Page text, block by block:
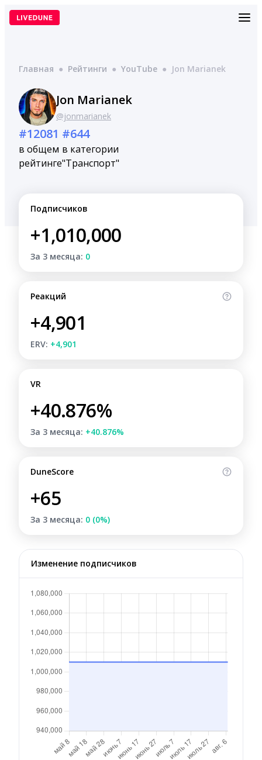
Перейти
Главная ● Рейтинги ● YouTube ● Jon Marianek
Jon Marianek
@jonmarianek
#12081
в общем
рейтинге
#644
в категории
"Транспорт"
Подписчиков
+1,010,000
За 3 месяца: 0
Реакций
+4,901
ERV: +4,901
VR
+40.876%
За 3 месяца: +40.876%
DuneScore
+65
За 3 месяца: 0 (0%)
Изменение подписчиков